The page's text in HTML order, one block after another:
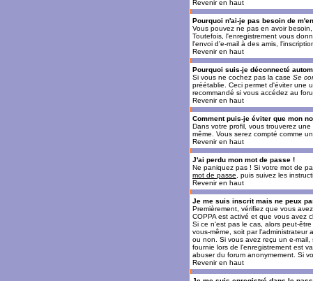
Revenir en haut
Pourquoi n'ai-je pas besoin de
Vous pouvez ne pas en avoir
Toutefois, l'enregistrement vous
l'envoi d'e-mail à des amis,
Revenir en haut
Pourquoi suis-je déconnecté
Si vous ne cochez pas la case Se
préétablie. Ceci permet d'éviter une
recommandé si vous accédez au
Revenir en haut
Comment puis-je éviter que mon
Dans votre profil, vous trouverez une
même. Vous serez compté comme
Revenir en haut
J'ai perdu mon mot de passe !
Ne paniquez pas ! Si votre mot de
mot de passe , puis suivez les
Revenir en haut
Je me suis inscrit mais ne peux
Premièrement, vérifiez que vous
COPPA est activé et que vous avez
Si ce n'est pas le cas, alors peut-
vous-même, soit par l'administrateur
ou non. Si vous avez reçu un e-
fournie lors de l'enregistrement est
abuser du forum anonymement. Si
Revenir en haut